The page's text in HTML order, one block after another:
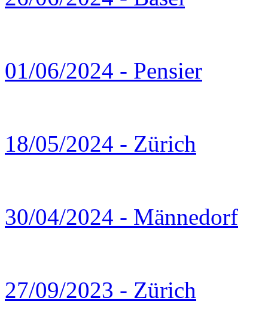
01/06/2024 - Pensier
18/05/2024 - Zürich
30/04/2024 - Männedorf
27/09/2023 - Zürich